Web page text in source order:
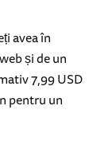
avea în
și de un
7,99 USD
pentru un